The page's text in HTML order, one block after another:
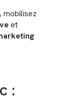
mobilisez
et
: